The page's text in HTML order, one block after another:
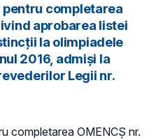
pentru completarea
aprobarea listei
la olimpiadele
2016, admiși la
Legii nr.
completarea OMENCȘ nr.